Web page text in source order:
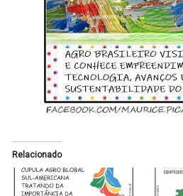
Relacionado